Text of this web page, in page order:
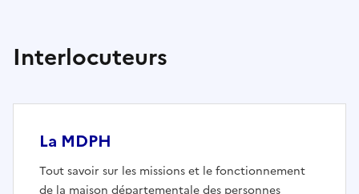
Interlocuteurs
La MDPH
Tout savoir sur les missions et le fonctionnement
de la maison départementale des personnes